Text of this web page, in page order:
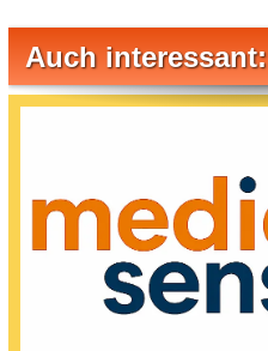
Auch interessant: